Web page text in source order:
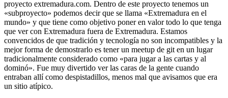
proyecto extremadura.com. Dentro de este proyecto tenemos un
«subproyecto» podemos decir que se llama «Extremadura en el
mundo» y que tiene como objetivo poner en valor todo lo que tenga
que ver con Extremadura fuera de Extremadura. Estamos
convencidos de que tradición y tecnología no son incompatibles y la
mejor forma de demostrarlo es tener un meetup de git en un lugar
tradicionalmente considerado como «para jugar a las cartas y al
dominó». Fue muy divertido ver las caras de la gente cuando
entraban allí como despistadillos, menos mal que avisamos que era
un sitio atípico.